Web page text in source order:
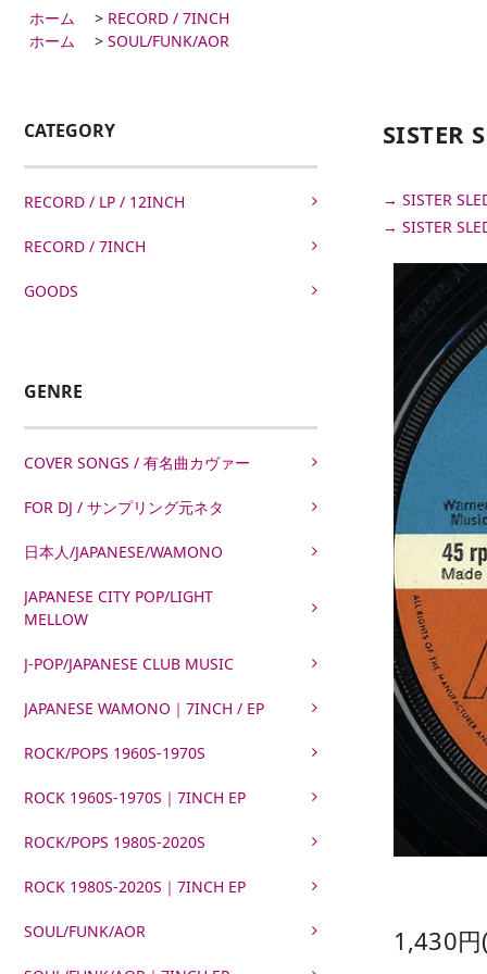
ホーム > RECORD / 7INCH
ホーム
> SOUL/FUNK/AOR
CATEGORY
RECORD / LP / 12INCH
RECORD / 7INCH
GOODS
GENRE
COVER SONGS / 有名曲カヴァー
FOR DJ / サンプリング元ネタ
日本人/JAPANESE/WAMONO
JAPANESE CITY POP/LIGHT
MELLOW
J-POP/JAPANESE CLUB MUSIC
JAPANESE WAMONO｜7INCH / EP
ROCK/POPS 1960S-1970S
ROCK 1960S-1970S｜7INCH EP
ROCK/POPS 1980S-2020S
ROCK 1980S-2020S｜7INCH EP
SOUL/FUNK/AOR
SISTER
→ SISTER
→ SISTER
1,430